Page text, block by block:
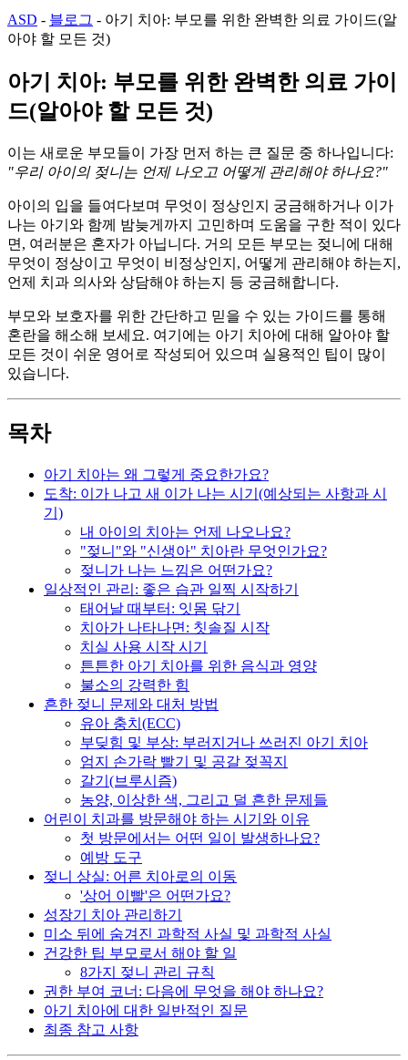
ASD - 블로그 - 아기 치아: 부모를 위한 완벽한 의료 가이드(알
아야 할 모든 것)
아기 치아: 부모를 위한 완벽한 의료 가이
드(알아야 할 모든 것)
이는 새로운 부모들이 가장 먼저 하는 큰 질문 중 하나입니다:
"우리 아이의 젖니는 언제 나오고 어떻게 관리해야 하나요?"
아이의 입을 들여다보며 무엇이 정상인지 궁금해하거나 이가
나는 아기와 함께 밤늦게까지 고민하며 도움을 구한 적이 있다
면, 여러분은 혼자가 아닙니다. 거의 모든 부모는 젖니에 대해
무엇이 정상이고 무엇이 비정상인지, 어떻게 관리해야 하는지,
언제 치과 의사와 상담해야 하는지 등 궁금해합니다.
부모와 보호자를 위한 간단하고 믿을 수 있는 가이드를 통해
혼란을 해소해 보세요. 여기에는 아기 치아에 대해 알아야 할
모든 것이 쉬운 영어로 작성되어 있으며 실용적인 팁이 많이
있습니다.
목차
아기 치아는 왜 그렇게 중요한가요?
도착: 이가 나고 새 이가 나는 시기(예상되는 사항과 시
기)
내 아이의 치아는 언제 나오나요?
"젖니"와 "신생아" 치아란 무엇인가요?
젖니가 나는 느낌은 어떤가요?
일상적인 관리: 좋은 습관 일찍 시작하기
태어날 때부터: 잇몸 닦기
치아가 나타나면: 칫솔질 시작
치실 사용 시작 시기
튼튼한 아기 치아를 위한 음식과 영양
불소의 강력한 힘
흔한 젖니 문제와 대처 방법
유아 충치(ECC)
부딪힘 및 부상: 부러지거나 쓰러진 아기 치아
엄지 손가락 빨기 및 공갈 젖꼭지
갈기(브루시즘)
농양, 이상한 색, 그리고 덜 흔한 문제들
어린이 치과를 방문해야 하는 시기와 이유
첫 방문에서는 어떤 일이 발생하나요?
예방 도구
젖니 상실: 어른 치아로의 이동
'상어 이빨'은 어떤가요?
성장기 치아 관리하기
미소 뒤에 숨겨진 과학적 사실 및 과학적 사실
건강한 팁 부모로서 해야 할 일
8가지 젖니 관리 규칙
권한 부여 코너: 다음에 무엇을 해야 하나요?
아기 치아에 대한 일반적인 질문
최종 참고 사항